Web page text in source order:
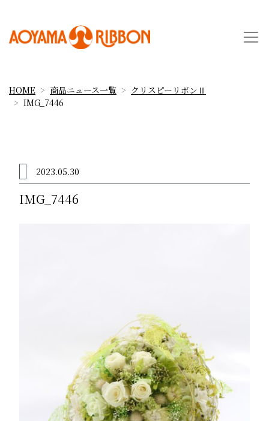
HOME 商品ニュース一覧
クリスピーリボンⅡ
IMG_7446
2023.05.30
IMG_7446